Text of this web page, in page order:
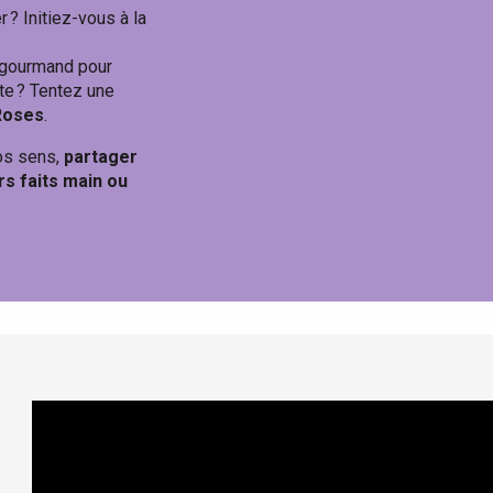
? Initiez-vous à la
pour
? Tentez une
.
sens, partager
faits main ou